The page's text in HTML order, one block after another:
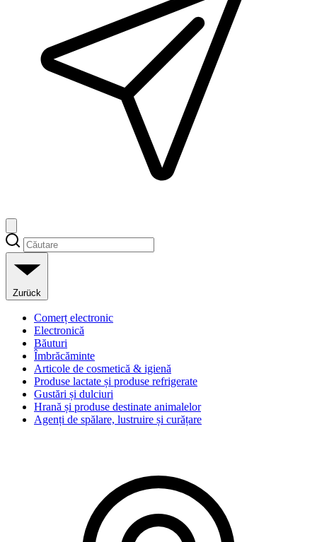
Zurück
Comerț electronic
Electronică
Băuturi
Îmbrăcăminte
Articole de cosmetică & igienă
Produse lactate și produse refrigerate
Gustări și dulciuri
Hrană și produse destinate animalelor
Agenți de spălare, lustruire și curățare